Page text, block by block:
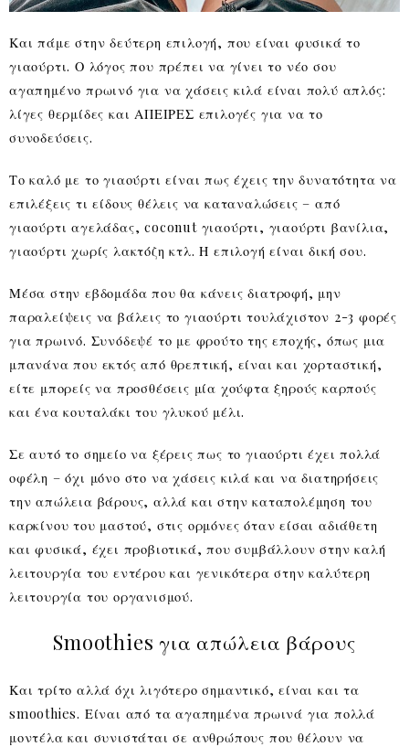
Και πάμε στην δεύτερη επιλογή, που είναι φυσικά το
γιαούρτι. Ο λόγος που πρέπει να γίνει το νέο σου
αγαπημένο πρωινό για να χάσεις κιλά είναι πολύ απλός:
λίγες θερμίδες και ΑΠΕΙΡΕΣ επιλογές για να το
συνοδεύσεις.
Το καλό με το γιαούρτι είναι πως έχεις την δυνατότητα να
επιλέξεις τι είδους θέλεις να καταναλώσεις – από
γιαούρτι αγελάδας, coconut γιαούρτι, γιαούρτι βανίλια,
γιαούρτι χωρίς λακτόζη κτλ. Η επιλογή είναι δική σου.
Μέσα στην εβδομάδα που θα κάνεις διατροφή, μην
παραλείψεις να βάλεις το γιαούρτι τουλάχιστον 2-3 φορές
για πρωινό. Συνόδεψέ το με φρούτο της εποχής, όπως μια
μπανάνα που εκτός από θρεπτική, είναι και χορταστική,
είτε μπορείς να προσθέσεις μία χούφτα ξηρούς καρπούς
και ένα κουταλάκι του γλυκού μέλι.
Σε αυτό το σημείο να ξέρεις πως το γιαούρτι έχει πολλά
οφέλη – όχι μόνο στο να χάσεις κιλά και να διατηρήσεις
την απώλεια βάρους, αλλά και στην καταπολέμηση του
καρκίνου του μαστού, στις ορμόνες όταν είσαι αδιάθετη
και φυσικά, έχει προβιοτικά, που συμβάλλουν στην καλή
λειτουργία του εντέρου και γενικότερα στην καλύτερη
λειτουργία του οργανισμού.
Smoothies για απώλεια βάρους
Και τρίτο αλλά όχι λιγότερο σημαντικό, είναι και τα
smoothies. Είναι από τα αγαπημένα πρωινά για πολλά
μοντέλα και συνιστάται σε ανθρώπους που θέλουν να